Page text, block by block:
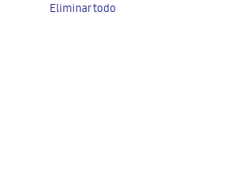
artículo
Eliminar todo